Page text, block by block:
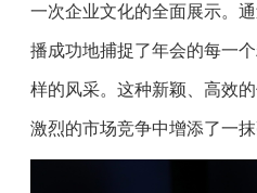
一次企业文化的全面展示。
播成功地捕捉了年会的每一
样的风采。这种新颖、高效
激烈的市场竞争中增添了一抹